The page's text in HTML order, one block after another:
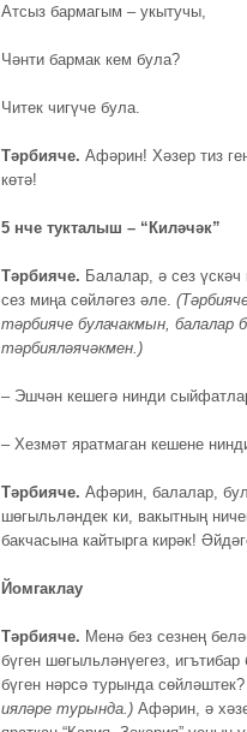
Атсыз бармагым – укытучы,
Чәнти бармак кем була?
Читек чигүче була.
Тәрбияче. Афәрин! Хәзер тиз
көтә!
5 нче тукталыш – “Киләчәк”
Тәрбияче. Балалар, ә сез
сез миңа сөйләгез әле.
тәрбияче булачакмын, балалар
тәрбияләячәкмен.)
– Эшчән кешегә нинди
– Хезмәт яратмаган кешене
Тәрбияче. Афәрин, балалар,
шөгыльләндек ки, вакытның
бакчасына кайтырга кирәк!
Йомгаклау
Тәрбияче. Менә без сезнең
бүген шөгыльләнүегез,
бүген нәрсә турында
ияләре турында.) Афәрин, ә